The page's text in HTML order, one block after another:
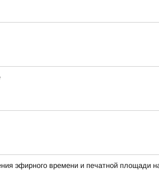
эфирного времени и печатной площади